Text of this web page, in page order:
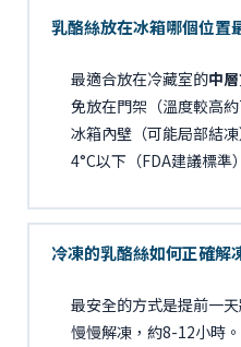
乳酪絲放在冰箱哪個位置
最適合放在冷藏室的中
免放在門架（溫度較高
冰箱內壁（可能局部結
4°C以下（FDA建議標準
冷凍的乳酪絲如何正確解
最安全的方式是提前一
慢慢解凍，約8-12小時